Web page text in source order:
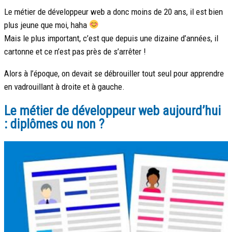
Le métier de développeur web a donc moins de 20 ans, il est bien
plus jeune que moi, haha
Mais le plus important, c’est que depuis une dizaine d’années, il
cartonne et ce n’est pas près de s’arrêter !
Alors à l’époque, on devait se débrouiller tout seul pour apprendre
en vadrouillant à droite et à gauche.
Le métier de développeur web aujourd’hui
: diplômes ou non ?